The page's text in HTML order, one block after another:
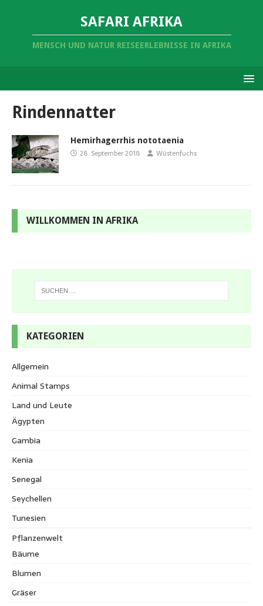
SAFARI AFRIKA
MENSCH UND NATUR REISEERLEBNISSE IN AFRIKA
Rindennatter
Hemirhagerrhis nototaenia
28. September 2018 Wüstenfuchs
WILLKOMMEN IN AFRIKA
KATEGORIEN
Allgemein
Animal Stamps
Land und Leute
Ägypten
Gambia
Kenia
Senegal
Seychellen
Tunesien
Pflanzenwelt
Bäume
Blumen
Gräser